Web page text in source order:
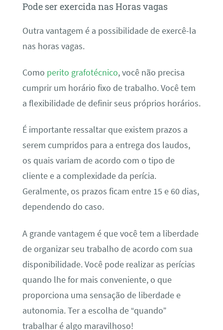
Pode ser exercida nas Horas vagas
Outra vantagem é a possibilidade de exercê-la
nas horas vagas.
Como perito grafotécnico, você não precisa
cumprir um horário fixo de trabalho. Você tem
a flexibilidade de definir seus próprios horários.
É importante ressaltar que existem prazos a
serem cumpridos para a entrega dos laudos,
os quais variam de acordo com o tipo de
cliente e a complexidade da perícia.
Geralmente, os prazos ficam entre 15 e 60 dias,
dependendo do caso.
A grande vantagem é que você tem a liberdade
de organizar seu trabalho de acordo com sua
disponibilidade. Você pode realizar as perícias
quando lhe for mais conveniente, o que
proporciona uma sensação de liberdade e
autonomia. Ter a escolha de “quando”
trabalhar é algo maravilhoso!